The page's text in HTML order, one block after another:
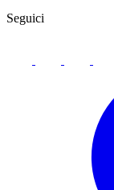
Seguici